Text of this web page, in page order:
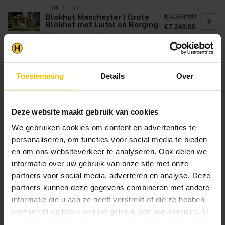
Toestemming Details Over
Deze website maakt gebruik van cookies
We gebruiken cookies om content en advertenties te
personaliseren, om functies voor social media te bieden
en om ons websiteverkeer te analyseren. Ook delen we
informatie over uw gebruik van onze site met onze
partners voor social media, adverteren en analyse. Deze
partners kunnen deze gegevens combineren met andere
informatie die u aan ze heeft verstrekt of die ze hebben
verzameld op basis van uw gebruik van hun services. U
TUINDECO
Blokhut Manchester | Grote
Blokhut met Luifel en Berging
Op voorraad in webshop
€7.379,00
€7.249,00
TUINDECO
Blokhut Rorik
Op voorraad in webshop
€3.859,00
Klantenservice
Heb je een vraag? Stel je vraag via onze chat,
bekijk onze
veelgestelde vragenof neem
contact op met de klantenservice . Wij helpen u
graag verder met het samenstellen van uw
bestelling.
Afhalen en zeker weten dan uw
producten aanwezig zijn?:
1. Voeg alle gewenste producten toe in de